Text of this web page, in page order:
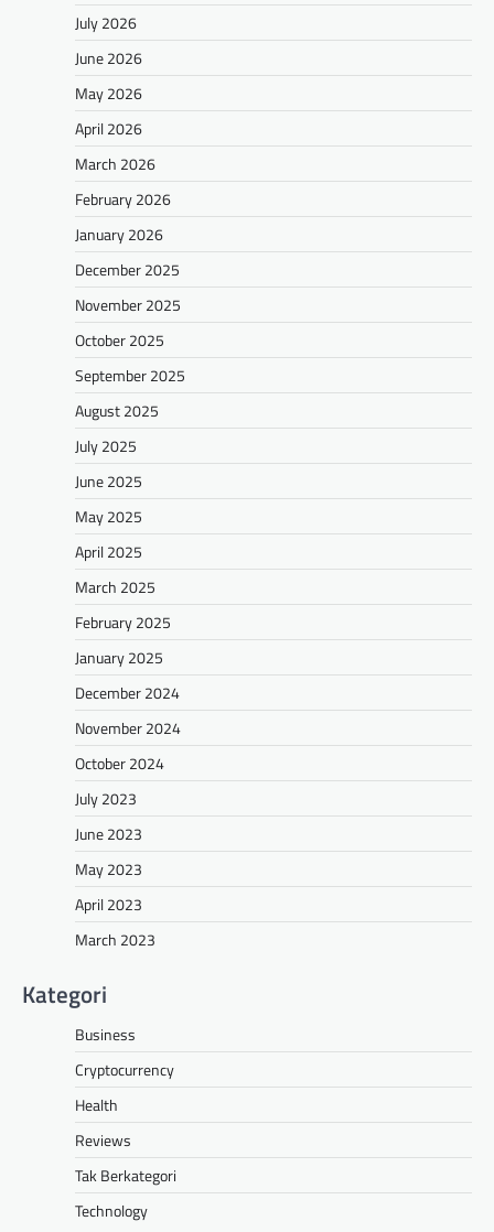
July 2026
June 2026
May 2026
April 2026
March 2026
February 2026
January 2026
December 2025
November 2025
October 2025
September 2025
August 2025
July 2025
June 2025
May 2025
April 2025
March 2025
February 2025
January 2025
December 2024
November 2024
October 2024
July 2023
June 2023
May 2023
April 2023
March 2023
Kategori
Business
Cryptocurrency
Health
Reviews
Tak Berkategori
Technology